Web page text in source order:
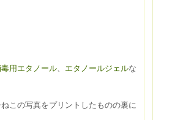
用エタノール エタノールジェルな
この写真をプリントしたものの裏に